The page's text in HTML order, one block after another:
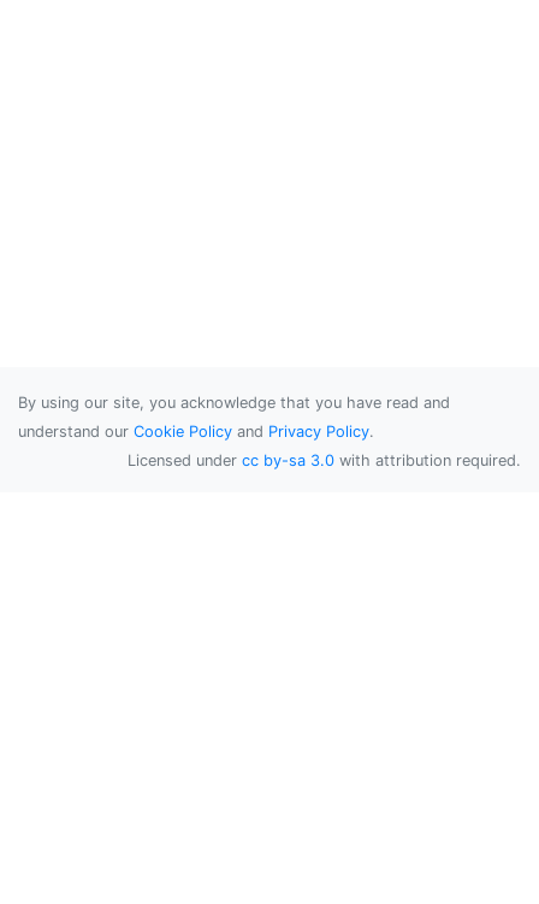
By using our site, you acknowledge that you have read and
understand our Cookie Policy and Privacy Policy.
Licensed under cc by-sa 3.0 with attribution required.